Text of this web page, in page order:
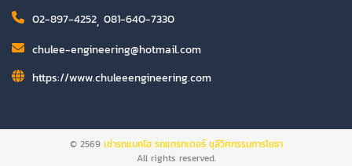
02-897-4252, 081-640-7330
chulee-engineering@hotmail.com
https://www.chuleeengineering.com
© 2569 เช่ารถแบคโฮ รถแทรกเตอร์ ชุลีวิศกรรมการโยธา
All rights reserved.